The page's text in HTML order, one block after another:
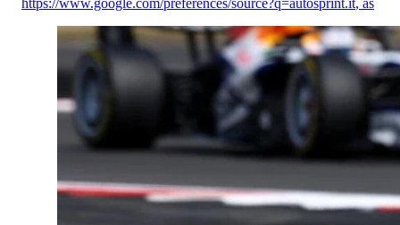
https://www.google.com/preferences/source?q=autosprint.it, as